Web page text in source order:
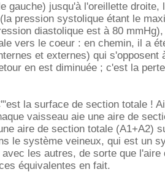
gauche) jusqu'à l'oreillette droite,
pression systolique étant le
diastolique est à 80
vers le coeur : en chemin, il a
et externes) qui s'opposent
en est diminuée ; c'est la
la surface de section totale !
vaisseau aie une aire de
aire de section totale (A1+A2)
le système veineux, qui est un
les autres, de sorte que l'aire
équivalentes en fait.